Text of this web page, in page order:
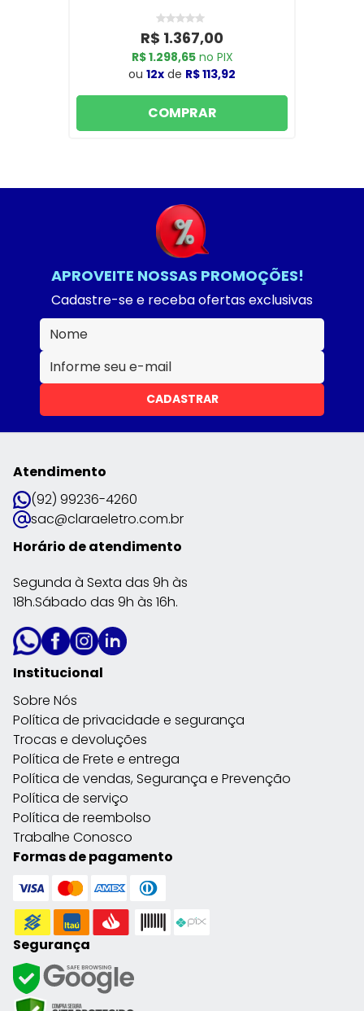
R$ 1.367,00
R$ 1.298,65no PIX
ou 12x de R$ 113,92
COMPRAR
APROVEITE NOSSAS PROMOÇÕES!
Cadastre-se e receba ofertas exclusivas
CADASTRAR
Atendimento
(92) 99236-4260
sac@claraeletro.com.br
Horário de atendimento
Segunda à Sexta das 9h às
18h.Sábado das 9h às 16h.
Institucional
Sobre Nós
Política de privacidade e segurança
Trocas e devoluções
Política de Frete e entrega
Política de vendas, Segurança e Prevenção
Política de serviço
Política de reembolso
Trabalhe Conosco
Formas de pagamento
Segurança